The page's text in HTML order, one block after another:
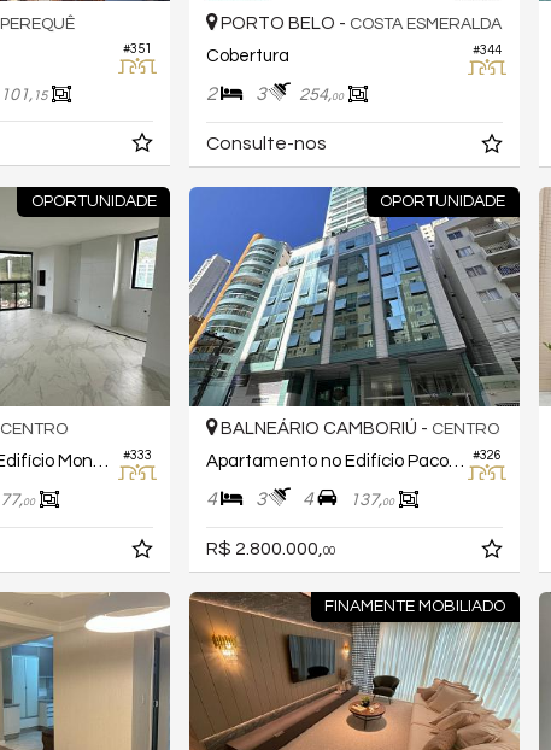
#351
PEREQUÊ
101, 15
#344
PORTO BELO - COSTA ESMERALDA
Cobertura
2 3 254,00
Consulte-nos
OPORTUNIDADE
#333
CENTRO
Apartamento no Edifício Monaco Tour
77,00
OPORTUNIDADE
#326
BALNEÁRIO CAMBORIÚ - CENTRO
Apartamento no Edifício Pacoste Home
4 3 4 137,00
R$ 2.800.000, 00
FINAMENTE MOBILIADO